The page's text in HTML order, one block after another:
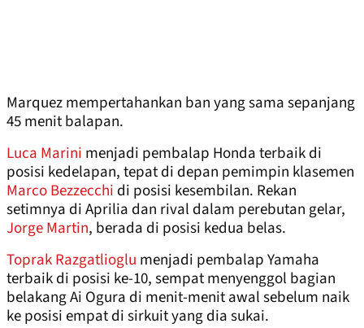
Marquez mempertahankan ban yang sama sepanjang
45 menit balapan.
Luca Marini menjadi pembalap Honda terbaik di
posisi kedelapan, tepat di depan pemimpin klasemen
Marco Bezzecchi di posisi kesembilan. Rekan
setimnya di Aprilia dan rival dalam perebutan gelar,
Jorge Martin, berada di posisi kedua belas.
Toprak Razgatlioglu menjadi pembalap Yamaha
terbaik di posisi ke-10, sempat menyenggol bagian
belakang Ai Ogura di menit-menit awal sebelum naik
ke posisi empat di sirkuit yang dia sukai.